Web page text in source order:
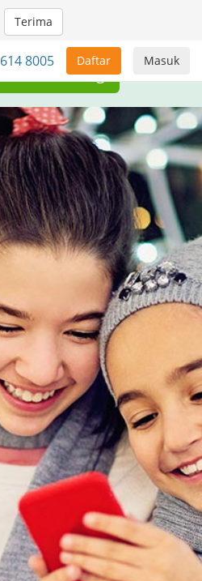
Terima
Masuk
Daftar
614 8005
Beri Sumbangan